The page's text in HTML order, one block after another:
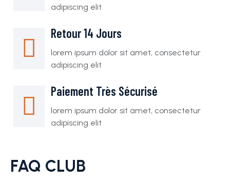
adipiscing elit
Retour 14 Jours
lorem ipsum dolor sit amet, consectetur
adipiscing elit
Paiement Très Sécurisé
lorem ipsum dolor sit amet, consectetur
adipiscing elit
FAQ CLUB